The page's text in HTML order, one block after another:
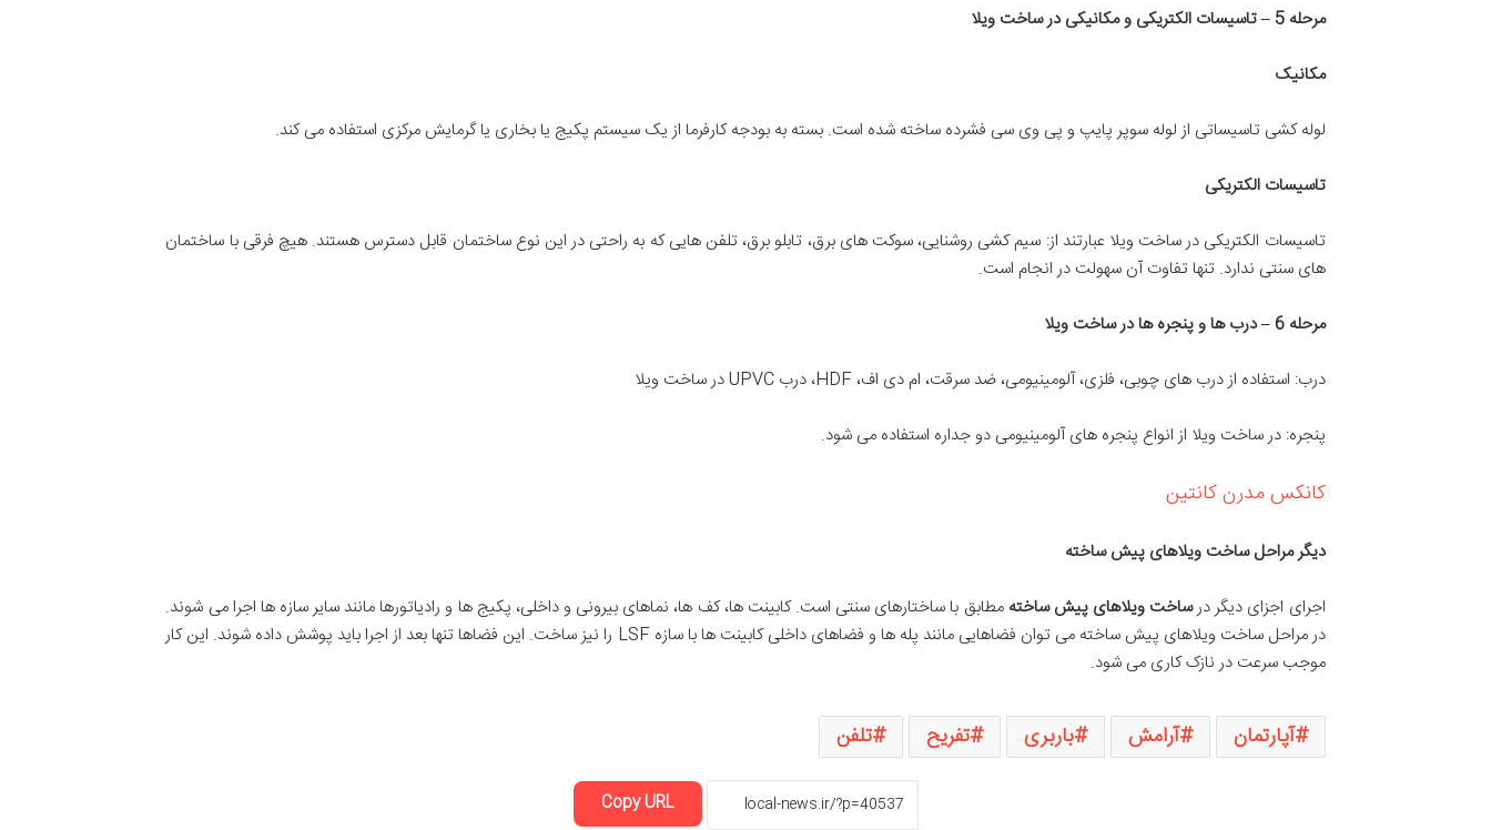
مرحله 5 –تاسیسات الکتریکی و مکانیکی در ساخت ویلا
مکانیک
لوله کشی تاسیساتی از لوله سوپر پایپ و پی وی سی فشرده ساخته شده است. بسته به بودجه کارفرما از یک سیستم پکیج یا بخاری یا گرمایش مرکزی استفاده می کند.
تاسیسات الکتریکی
تاسیسات الکتریکی در ساخت ویلا عبارتند از: سیم کشی روشنایی، سوکت های برق، تابلو برق، تلفن هایی که به راحتی در این نوع ساختمان قابل دسترس هستند. هیچ فرقی با ساختمان
های سنتی ندارد. تنها تفاوت آن سهولت در انجام است.
مرحله 6 –درب ها و پنجره ها در ساخت ویلا
درب: استفاده از درب های چوبی، فلزی، آلومینیومی، ضد سرقت، ام دی اف، HDF، درب UPVC در ساخت ویلا
پنجره: در ساخت ویلا از انواع پنجره های آلومینیومی دو جداره استفاده می شود.
کانکس مدرن کانتین
دیگر مراحل ساخت ویلاهای پیش ساخته
اجرای اجزای دیگر درساخت ویلاهای پیش ساخته مطابق با ساختارهای سنتی است. کابینت ها، کف ها، نماهای بیرونی و داخلی، پکیج ها و رادیاتورها مانند سایر سازه ها اجرا می شوند.
در مراحل ساخت ویلاهای پیش ساخته می توان فضاهایی مانند پله ها و فضاهای داخلی کابینت ها با سازه LSF را نیز ساخت. این فضاها تنها بعد از اجرا باید پوشش داده شوند. این کار
موجب سرعت در نازک کاری می شود.
آپارتمان آرامش باربری تفریح تلفن
Copy URL